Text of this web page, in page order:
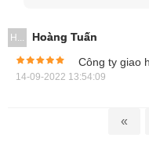
Đo tần số: 99.99 Hz
xác: ±0.1% rdg.
H...
Hoàng Tuấn
Công ty giao
14-09-2022 13:54:09
«